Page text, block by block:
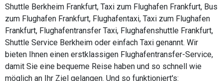
Shuttle Berkheim Frankfurt, Taxi zum Flughafen Frankfurt, Bus
zum Flughafen Frankfurt, Flughafentaxi, Taxi zum Flughafen
Frankfurt, Flughafentransfer Taxi, Flughafenshuttle Frankfurt,
Shuttle Service Berkheim oder einfach Taxi genannt. Wir
bieten Ihnen einen erstklassigen Flughafentransfer-Service,
damit Sie eine bequeme Reise haben und so schnell wie
möglich an Ihr Ziel gelangen. Und so funktioniert's: